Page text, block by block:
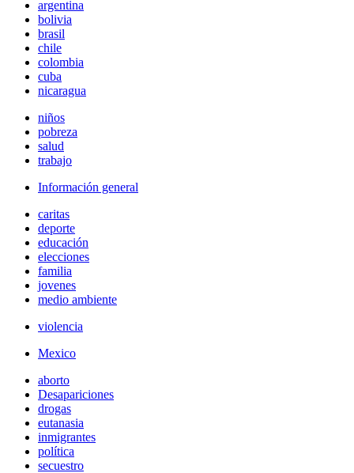
argentina
bolivia
brasil
chile
colombia
cuba
nicaragua
niños
pobreza
salud
trabajo
Información general
caritas
deporte
educación
elecciones
familia
jovenes
medio ambiente
violencia
Mexico
aborto
Desapariciones
drogas
eutanasia
inmigrantes
política
secuestro